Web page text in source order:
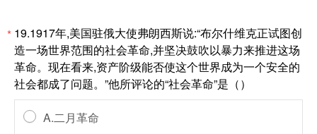
* 19.1917年,美国驻俄大使弗朗西斯说:“布尔什维克正试图创
造一场世界范围的社会革命,并坚决鼓吹以暴力来推进这场
革命。现在看来,资产阶级能否使这个世界成为一个安全的
社会都成了问题。”他所评论的“社会革命”是（）
A.二月革命